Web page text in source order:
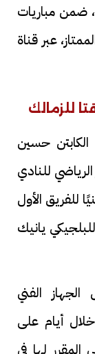
ضمن مباريات
عبر قناة
للزمالك
حسين
للنادي
للفريق الأول
يانيك
الفني
أيام على
لها في